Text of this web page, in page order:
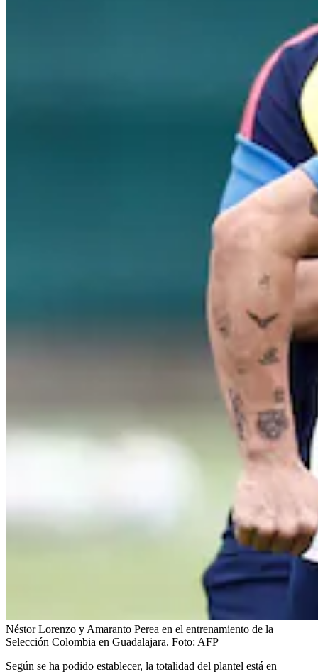
Néstor Lorenzo y Amaranto Perea en el entrenamiento de la
Selección Colombia en Guadalajara. Foto: AFP
Según se ha podido establecer, la totalidad del plantel está en